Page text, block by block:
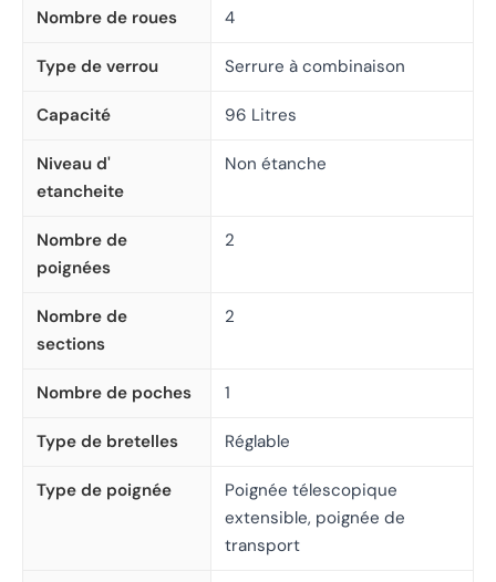
Nombre de roues 4
Type de verrou Serrure à combinaison
Capacité 96 Litres
Niveau d'
etancheite
Non étanche
Nombre de
poignées
2
Nombre de
sections
2
Nombre de poches 1
Type de bretelles Réglable
Type de poignée
Poignée télescopique
extensible, poignée de
transport